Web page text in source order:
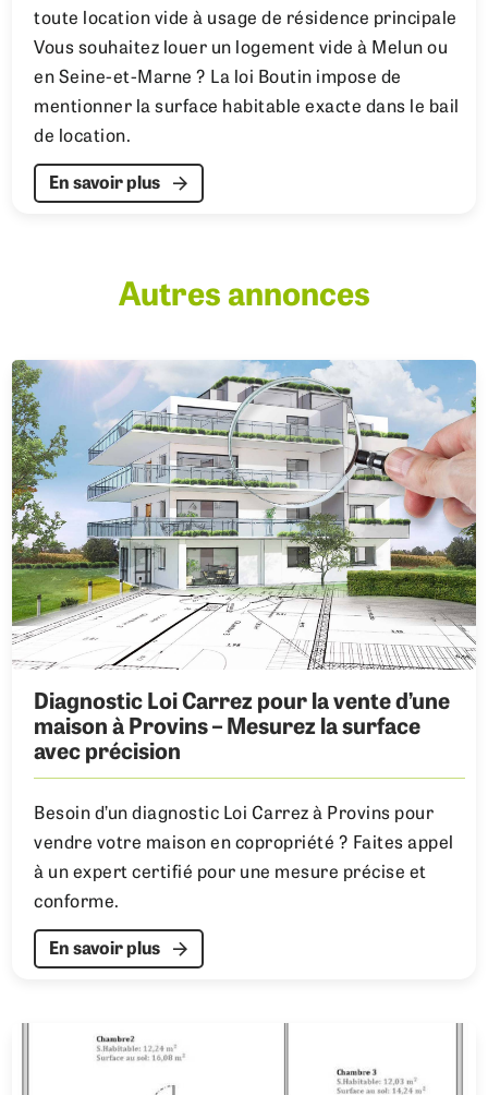
toute location vide à usage de résidence principale
Vous souhaitez louer un logement vide à Melun ou
en Seine-et-Marne ? La loi Boutin impose de
mentionner la surface habitable exacte dans le bail
de location.
En savoir plus
Autres annonces
Diagnostic Loi Carrez pour la vente d’une
maison à Provins – Mesurez la surface
avec précision
Besoin d’un diagnostic Loi Carrez à Provins pour
vendre votre maison en copropriété ? Faites appel
à un expert certifié pour une mesure précise et
conforme.
En savoir plus